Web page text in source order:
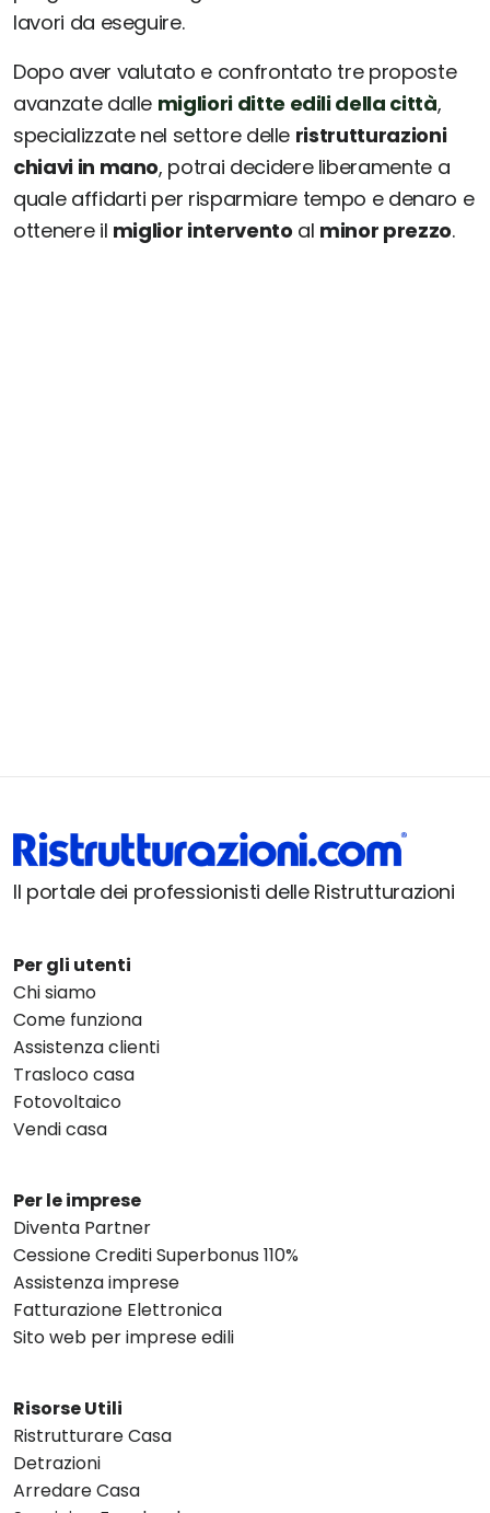
lavori da eseguire.
Dopo aver valutato e confrontato tre proposte
avanzate dalle migliori ditte edili della città,
specializzate nel settore delle ristrutturazioni
chiavi in mano, potrai decidere liberamente a
quale affidarti per risparmiare tempo e denaro e
ottenere il miglior intervento al minor prezzo.
Il portale dei professionisti delle Ristrutturazioni
Per gli utenti
Chi siamo
Come funziona
Assistenza clienti
Trasloco casa
Fotovoltaico
Vendi casa
Per le imprese
Diventa Partner
Cessione Crediti Superbonus 110%
Assistenza imprese
Fatturazione Elettronica
Sito web per imprese edili
Risorse Utili
Ristrutturare Casa
Detrazioni
Arredare Casa